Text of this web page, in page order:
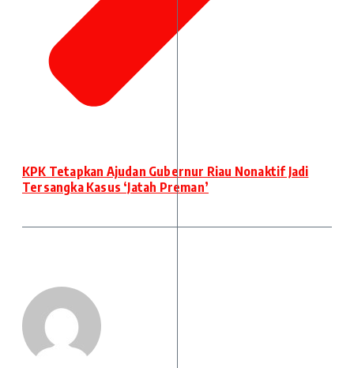
KPK Tetapkan Ajudan Gubernur Riau Nonaktif Jadi
Tersangka Kasus ‘Jatah Preman’